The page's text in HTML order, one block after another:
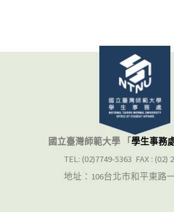
國立臺灣師範大學 「學生事務
TEL: (02)7749-5363 FAX : (02)
地址：106台北市和平東路